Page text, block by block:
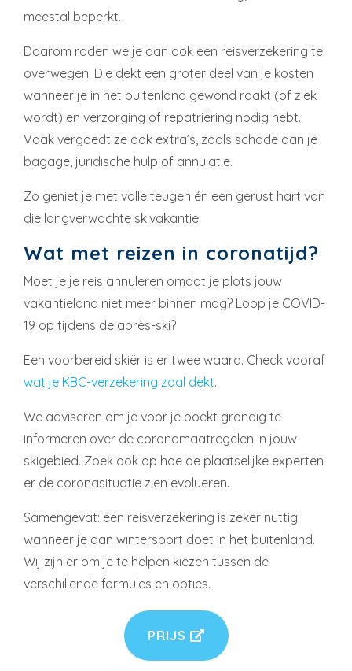
meestal beperkt.
Daarom raden we je aan ook een reisverzekering te
overwegen. Die dekt een groter deel van je kosten
wanneer je in het buitenland gewond raakt (of ziek
wordt) en verzorging of repatriëring nodig hebt.
Vaak vergoedt ze ook extra’s, zoals schade aan je
bagage, juridische hulp of annulatie.
Zo geniet je met volle teugen én een gerust hart van
die langverwachte skivakantie.
Wat met reizen in coronatijd?
Moet je je reis annuleren omdat je plots jouw
vakantieland niet meer binnen mag? Loop je COVID-
19 op tijdens de après-ski?
Een voorbereid skiër is er twee waard. Check vooraf
wat je KBC-verzekering zoal dekt.
We adviseren om je voor je boekt grondig te
informeren over de coronamaatregelen in jouw
skigebied. Zoek ook op hoe de plaatselijke experten
er de coronasituatie zien evolueren.
Samengevat: een reisverzekering is zeker nuttig
wanneer je aan wintersport doet in het buitenland.
Wij zijn er om je te helpen kiezen tussen de
verschillende formules en opties.
PRIJS